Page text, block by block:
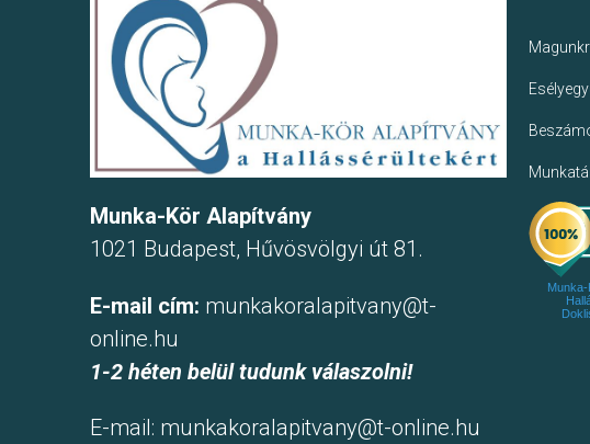
Munka-Kör Alapítvány
1021 Budapest, Hűvösvölgyi út 81.
E-mail cím: munkakoralapitvany@t-
online.hu
1-2 héten belül tudunk válaszolni!
E-mail: munkakoralapitvany@t-online.hu